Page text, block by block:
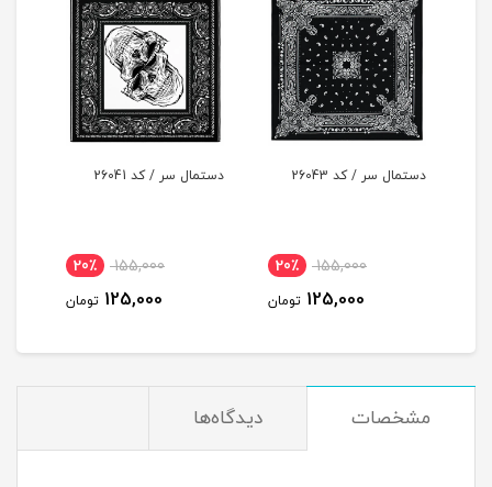
دستمال سر / کد 26041
155,000
دستمال سر / کد 26039
155,000
مشخصات دیدگاه‌ها